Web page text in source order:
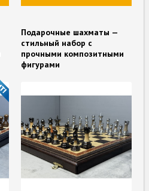
Подарочные шахматы —
стильный набор с
прочными композитными
фигурами